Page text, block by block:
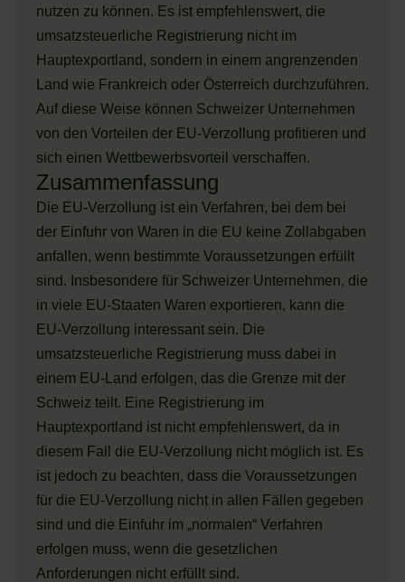
nutzen zu können. Es ist empfehlenswert, die
umsatzsteuerliche Registrierung nicht im
Hauptexportland, sondern in einem angrenzenden
Land wie Frankreich oder Österreich durchzuführen.
Auf diese Weise können Schweizer Unternehmen
von den Vorteilen der EU-Verzollung profitieren und
sich einen Wettbewerbsvorteil verschaffen.
Zusammenfassung
Die EU-Verzollung ist ein Verfahren, bei dem bei
der Einfuhr von Waren in die EU keine Zollabgaben
anfallen, wenn bestimmte Voraussetzungen erfüllt
sind. Insbesondere für Schweizer Unternehmen, die
in viele EU-Staaten Waren exportieren, kann die
EU-Verzollung interessant sein. Die
umsatzsteuerliche Registrierung muss dabei in
einem EU-Land erfolgen, das die Grenze mit der
Schweiz teilt. Eine Registrierung im
Hauptexportland ist nicht empfehlenswert, da in
diesem Fall die EU-Verzollung nicht möglich ist. Es
ist jedoch zu beachten, dass die Voraussetzungen
für die EU-Verzollung nicht in allen Fällen gegeben
sind und die Einfuhr im „normalen“ Verfahren
erfolgen muss, wenn die gesetzlichen
Anforderungen nicht erfüllt sind.